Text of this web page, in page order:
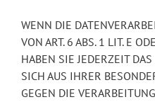
WENN DIE
VON ART. 6 ABS. 1 LIT. E
HABEN SIE JEDERZEIT
SICH AUS IHRER
GEGEN DIE